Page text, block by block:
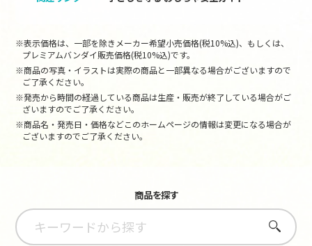
※表示価格は、一部を除きメーカー希望小売価格(税10%込)、もしくは、
プレミアムバンダイ販売価格(税10%込)です。
※商品の写真・イラストは実際の商品と一部異なる場合がございますので
ご了承ください。
※発売から時間の経過している商品は生産・販売が終了している場合がご
ざいますのでご了承ください。
※商品名・発売日・価格などこのホームページの情報は変更になる場合が
ございますのでご了承ください。
商品を探す
さがす